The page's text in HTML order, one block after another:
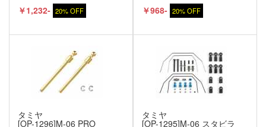
￥1,232- 20% OFF
￥968- 20% OFF
タミヤ
[OP-1296]M-06 PRO
タミヤ
[OP-1295]M-06 スタビラ